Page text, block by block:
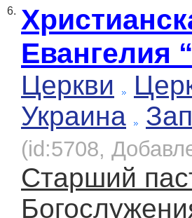
6.
Евангелия
Церкви
Украина
(id:5708,
Старший